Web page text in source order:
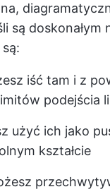
są doskonałym
iść tam i z
podejścia
użyć ich jako
kształcie